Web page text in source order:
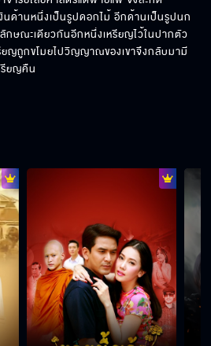
นด้านหนึ่งเป็นรูปดอกไม้ อีกด้านเป็นรูปนก
กษณะเดียวกันอีกหนึ่งเหรียญไว้ในปากตัว
ยญถูกขโมยไปวิญญาณของเขาจึงกลับมามี
รียญคืน